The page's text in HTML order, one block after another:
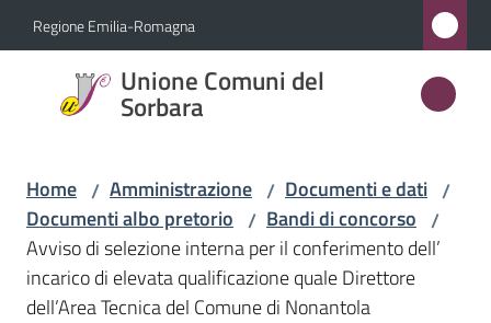
Vai al contenuto
Vai alla navigazione
Vai al footer
Regione Emilia-Romagna
Unione Comuni del
Sorbara
Unione
Comuni
Amministrazione
Menu selezionato
Home / Amministrazione / Documenti e dati /
Documenti albo pretorio / Bandi di concorso /
Avviso di selezione interna per il conferimento dell’
incarico di elevata qualificazione quale Direttore
dell’Area Tecnica del Comune di Nonantola